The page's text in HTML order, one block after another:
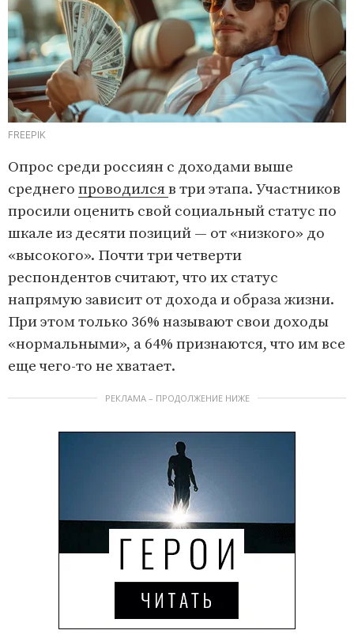
FREEPIK
Опрос среди россиян с доходами выше
среднего проводилсяв три этапа. Участников
просили оценить свой социальный статус по
шкале из десяти позиций — от «низкого» до
«высокого». Почти три четверти
респондентов считают, что их статус
напрямую зависит от дохода и образа жизни.
При этом только 36% называют свои доходы
«нормальными», а 64% признаются, что им все
еще чего-то не хватает.
РЕКЛАМА – ПРОДОЛЖЕНИЕ НИЖЕ